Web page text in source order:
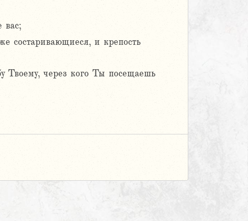
вас;
состаривающиеся, и крепость
Твоему, через кого Ты посещаешь